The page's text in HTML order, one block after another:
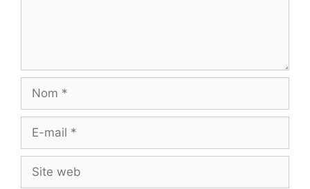
Nom
Site
web